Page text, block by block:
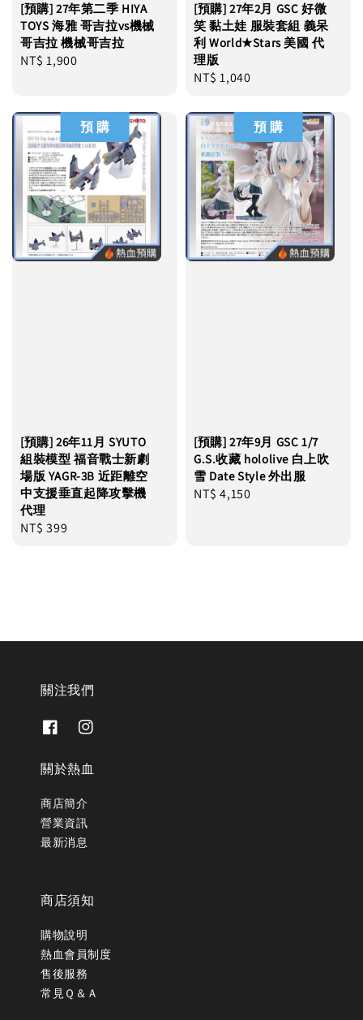
[預購] 27年第二季 HIYA
TOYS 海雅 哥吉拉vs機械
哥吉拉 機械哥吉拉
Regular
NT$ 1,900
[預購] 27年2月 GSC 好微
笑 黏土娃 服裝套組 義呆
利 World★Stars 美國 代
理版
Regular
NT$ 1,040
預 購
[預購] 26年11月 SYUTO
組裝模型 福音戰士新劇
場版 YAGR-3B 近距離空
中支援垂直起降攻擊機
代理
Regular
NT$ 399
預 購
[預購] 27年9月 GSC 1/7
G.S.收藏 hololive 白上吹
雪 Date Style 外出服
Regular
NT$ 4,150
關注我們
關於熱血
商店簡介
營業資訊
最新消息
商店須知
購物說明
熱血會員制度
售後服務
常見Ｑ＆Ａ